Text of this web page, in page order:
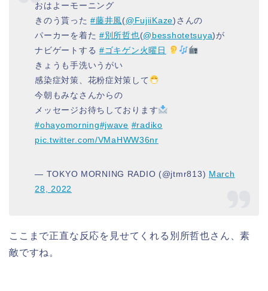
おはよーモーニング
きのう貰った#藤井風(@FujiiKaze)さんの
パーカーを着た #別所哲也(@besshotetsuya)が
ナビゲートする #ゴキゲン火曜日
きょうも手洗いうがい
感染症対策、花粉症対策して
今朝もみなさんからの
メッセージお待ちしております
#ohayomorning#jwave #radiko
pic.twitter.com/VMaHWW36nr
— TOKYO MORNING RADIO (@jtmr813) March
28, 2022
ここまで正直な反応を見せてくれる別所哲也さん、素
敵ですね。